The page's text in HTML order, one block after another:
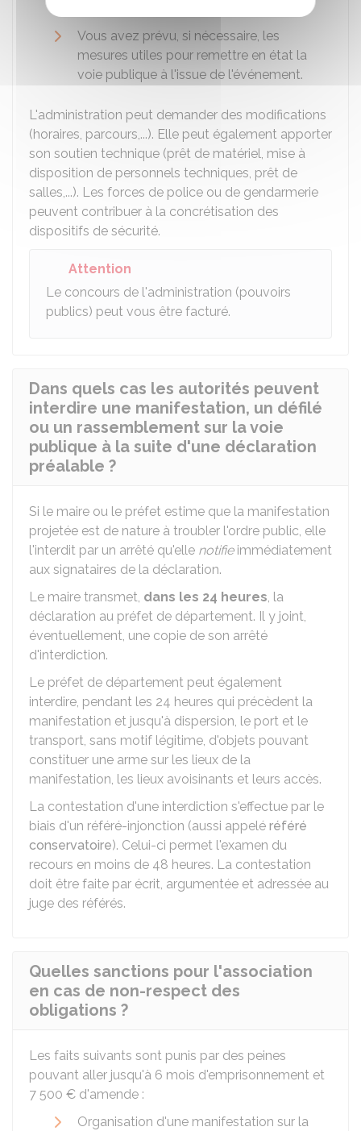
Vous avez prévu, si nécessaire, les
mesures utiles pour remettre en état la
voie publique à l'issue de l'événement.
L'administration peut demander des modifications
(horaires, parcours,...). Elle peut également apporter
son soutien technique (prêt de matériel, mise à
disposition de personnels techniques, prêt de
salles,...). Les forces de police ou de gendarmerie
peuvent contribuer à la concrétisation des
dispositifs de sécurité.
Attention
Le concours de l'administration (pouvoirs
publics) peut vous être facturé.
Dans quels cas les autorités peuvent
interdire une manifestation, un défilé
ou un rassemblement sur la voie
publique à la suite d'une déclaration
préalable ?
Si le maire ou le préfet estime que la manifestation
projetée est de nature à troubler l'ordre public, elle
l'interdit par un arrêté qu'elle notifieimmédiatement
aux signataires de la déclaration.
Le maire transmet, dans les 24 heures, la
déclaration au préfet de département. Il y joint,
éventuellement, une copie de son arrêté
d'interdiction.
Le préfet de département peut également
interdire, pendant les 24 heures qui précèdent la
manifestation et jusqu'à dispersion, le port et le
transport, sans motif légitime, d'objets pouvant
constituer une arme sur les lieux de la
manifestation, les lieux avoisinants et leurs accès.
La contestation d'une interdiction s'effectue par le
biais d'un référé-injonction (aussi appelé référé
conservatoire). Celui-ci permet l'examen du
recours en moins de 48 heures. La contestation
doit être faite par écrit, argumentée et adressée au
juge des référés.
Quelles sanctions pour l'association
en cas de non-respect des
obligations ?
Les faits suivants sont punis par des peines
pouvant aller jusqu'à 6 mois d'emprisonnement et
7 500 € d'amende :
Organisation d'une manifestation sur la